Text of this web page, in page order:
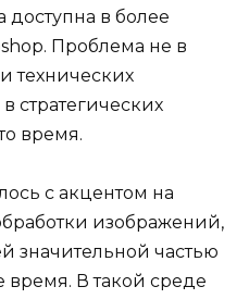
доступна в более
Проблема не в
технических
стратегических
время.
с акцентом на
изображений,
значительной частью
время. В такой среде